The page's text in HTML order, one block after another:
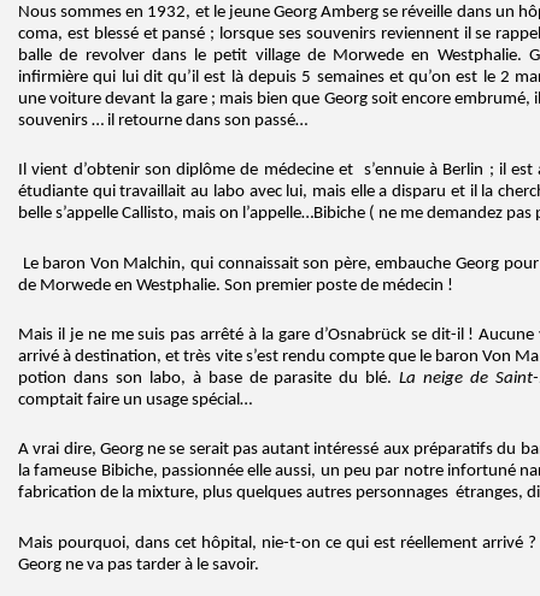
Nous sommes en 1932, et le jeune Georg Amberg se réveille dans un
coma, est blessé et pansé ; lorsque ses souvenirs reviennent il se
balle de revolver dans le petit village de Morwede en Westphalie.
infirmière qui lui dit qu’il est là depuis 5 semaines et qu’on est le 2
une voiture devant la gare ; mais bien que Georg soit encore embrumé,
souvenirs … il retourne dans son passé…
Il vient d’obtenir son diplôme de médecine et s’ennuie à Berlin ; il
étudiante qui travaillait au labo avec lui, mais elle a disparu et il la
belle s’appelle Callisto, mais on l’appelle…Bibiche ( ne me demandez
Le baron Von Malchin, qui connaissait son père, embauche Georg
de Morwede en Westphalie. Son premier poste de médecin !
Mais il je ne me suis pas arrêté à la gare d’Osnabrück se dit-il !
arrivé à destination, et très vite s’est rendu compte que le baron Von
potion dans son labo, à base de parasite du blé.La neige de Saint-
comptait faire un usage spécial…
A vrai dire, Georg ne se serait pas autant intéressé aux préparatifs du
la fameuse Bibiche, passionnée elle aussi, un peu par notre infortuné
fabrication de la mixture, plus quelques autres personnages étranges,
Mais pourquoi, dans cet hôpital, nie-t-on ce qui est réellement arrivé ?
Georg ne va pas tarder à le savoir.